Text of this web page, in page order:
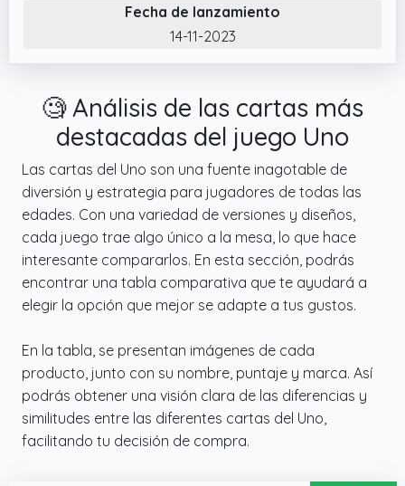
penalización.
✔️ ¡El juego UNO Show 'em No Mercy incluye
56 cartas adicionales, reglas nuevas y cartas
hacen de esta versión la edición más brutal
hasta la fecha!
Fecha de lanzamiento
14-11-2023
🧐 Análisis de las cartas más
destacadas del juego Uno
Las cartas del Uno son una fuente inagotable de
diversión y estrategia para jugadores de todas las
edades. Con una variedad de versiones y diseños,
cada juego trae algo único a la mesa, lo que hace
interesante compararlos. En esta sección, podrás
encontrar una tabla comparativa que te ayudará a
elegir la opción que mejor se adapte a tus gustos.
En la tabla, se presentan imágenes de cada
producto, junto con su nombre, puntaje y marca. Así
podrás obtener una visión clara de las diferencias y
similitudes entre las diferentes cartas del Uno,
facilitando tu decisión de compra.